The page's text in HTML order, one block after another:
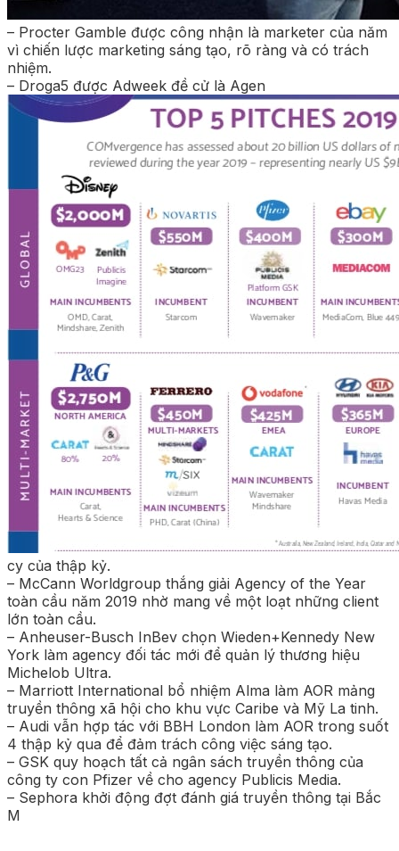
– Procter Gamble được công nhận là marketer của năm
vì chiến lược marketing sáng tạo, rõ ràng và có trách
nhiệm.
– Droga5 được Adweek đề cử là Agen
cy của thập kỷ.
– McCann Worldgroup thắng giải Agency of the Year
toàn cầu năm 2019 nhờ mang về một loạt những client
lớn toàn cầu.
– Anheuser-Busch InBev chọn Wieden+Kennedy New
York làm agency đối tác mới để quản lý thương hiệu
Michelob Ultra.
– Marriott International bổ nhiệm Alma làm AOR mảng
truyền thông xã hội cho khu vực Caribe và Mỹ La tinh.
– Audi vẫn hợp tác với BBH London làm AOR trong suốt
4 thập kỷ qua để đảm trách công việc sáng tạo.
– GSK quy hoạch tất cả ngân sách truyền thông của
công ty con Pfizer về cho agency Publicis Media.
– Sephora khởi động đợt đánh giá truyền thông tại Bắc
M